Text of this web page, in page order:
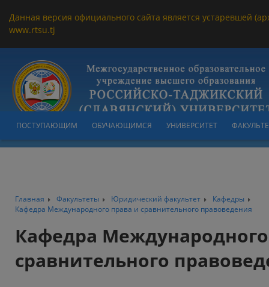
Данная версия официального сайта является устаревшей
www.rtsu.tj
ПОСТУПАЮЩИМ ОБУЧАЮЩИМСЯ УНИВЕРСИТЕТ
Главная Факультеты Юридический факультет
Кафедры
Кафедра Международного права и сравнительного правоведения
Кафедра
сравнительного